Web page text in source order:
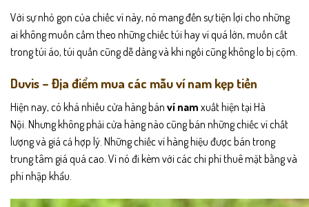
Với sự nhỏ gọn của chiếc ví này, nó mang đến sự tiện lợi cho những
ai không muốn cầm theo những chiếc túi hay ví quá lớn, muốn cất
trong túi áo, túi quần cũng dễ dàng và khi ngồi cũng không lo bị cộm.
Duvis – Địa điểm mua các mẫu ví nam kẹp tiền
Hiện nay, có khá nhiều cửa hàng bán ví nam xuất hiện tại Hà
Nội. Nhưng không phải cửa hàng nào cũng bán những chiếc ví chất
lượng và giá cả hợp lý. Những chiếc ví hàng hiệu được bán trong
trung tâm giá quá cao. Vì nó đi kèm với các chi phí thuê mặt bằng và
phí nhập khẩu.